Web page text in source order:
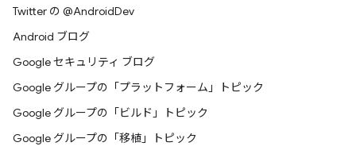
Twitter の @AndroidDev
Android ブログ
Google セキュリティ ブログ
Google グループの「プラットフォーム」トピック
Google グループの「ビルド」トピック
Google グループの「移植」トピック